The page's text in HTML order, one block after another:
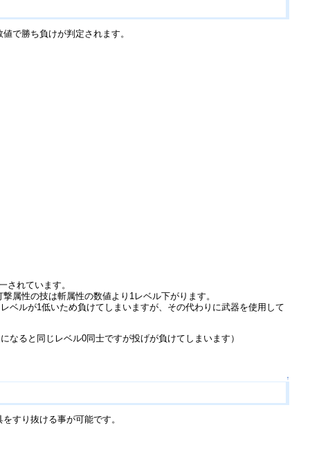
で勝ち負けが判定されます。
されています。
属性の技は斬属性の数値より1レベル下がります。
ベルが1低いため負けてしまいますが、その代わりに武器を使用して
ると同じレベル0同士ですが投げが負けてしまいます）
↑
すり抜ける事が可能です。